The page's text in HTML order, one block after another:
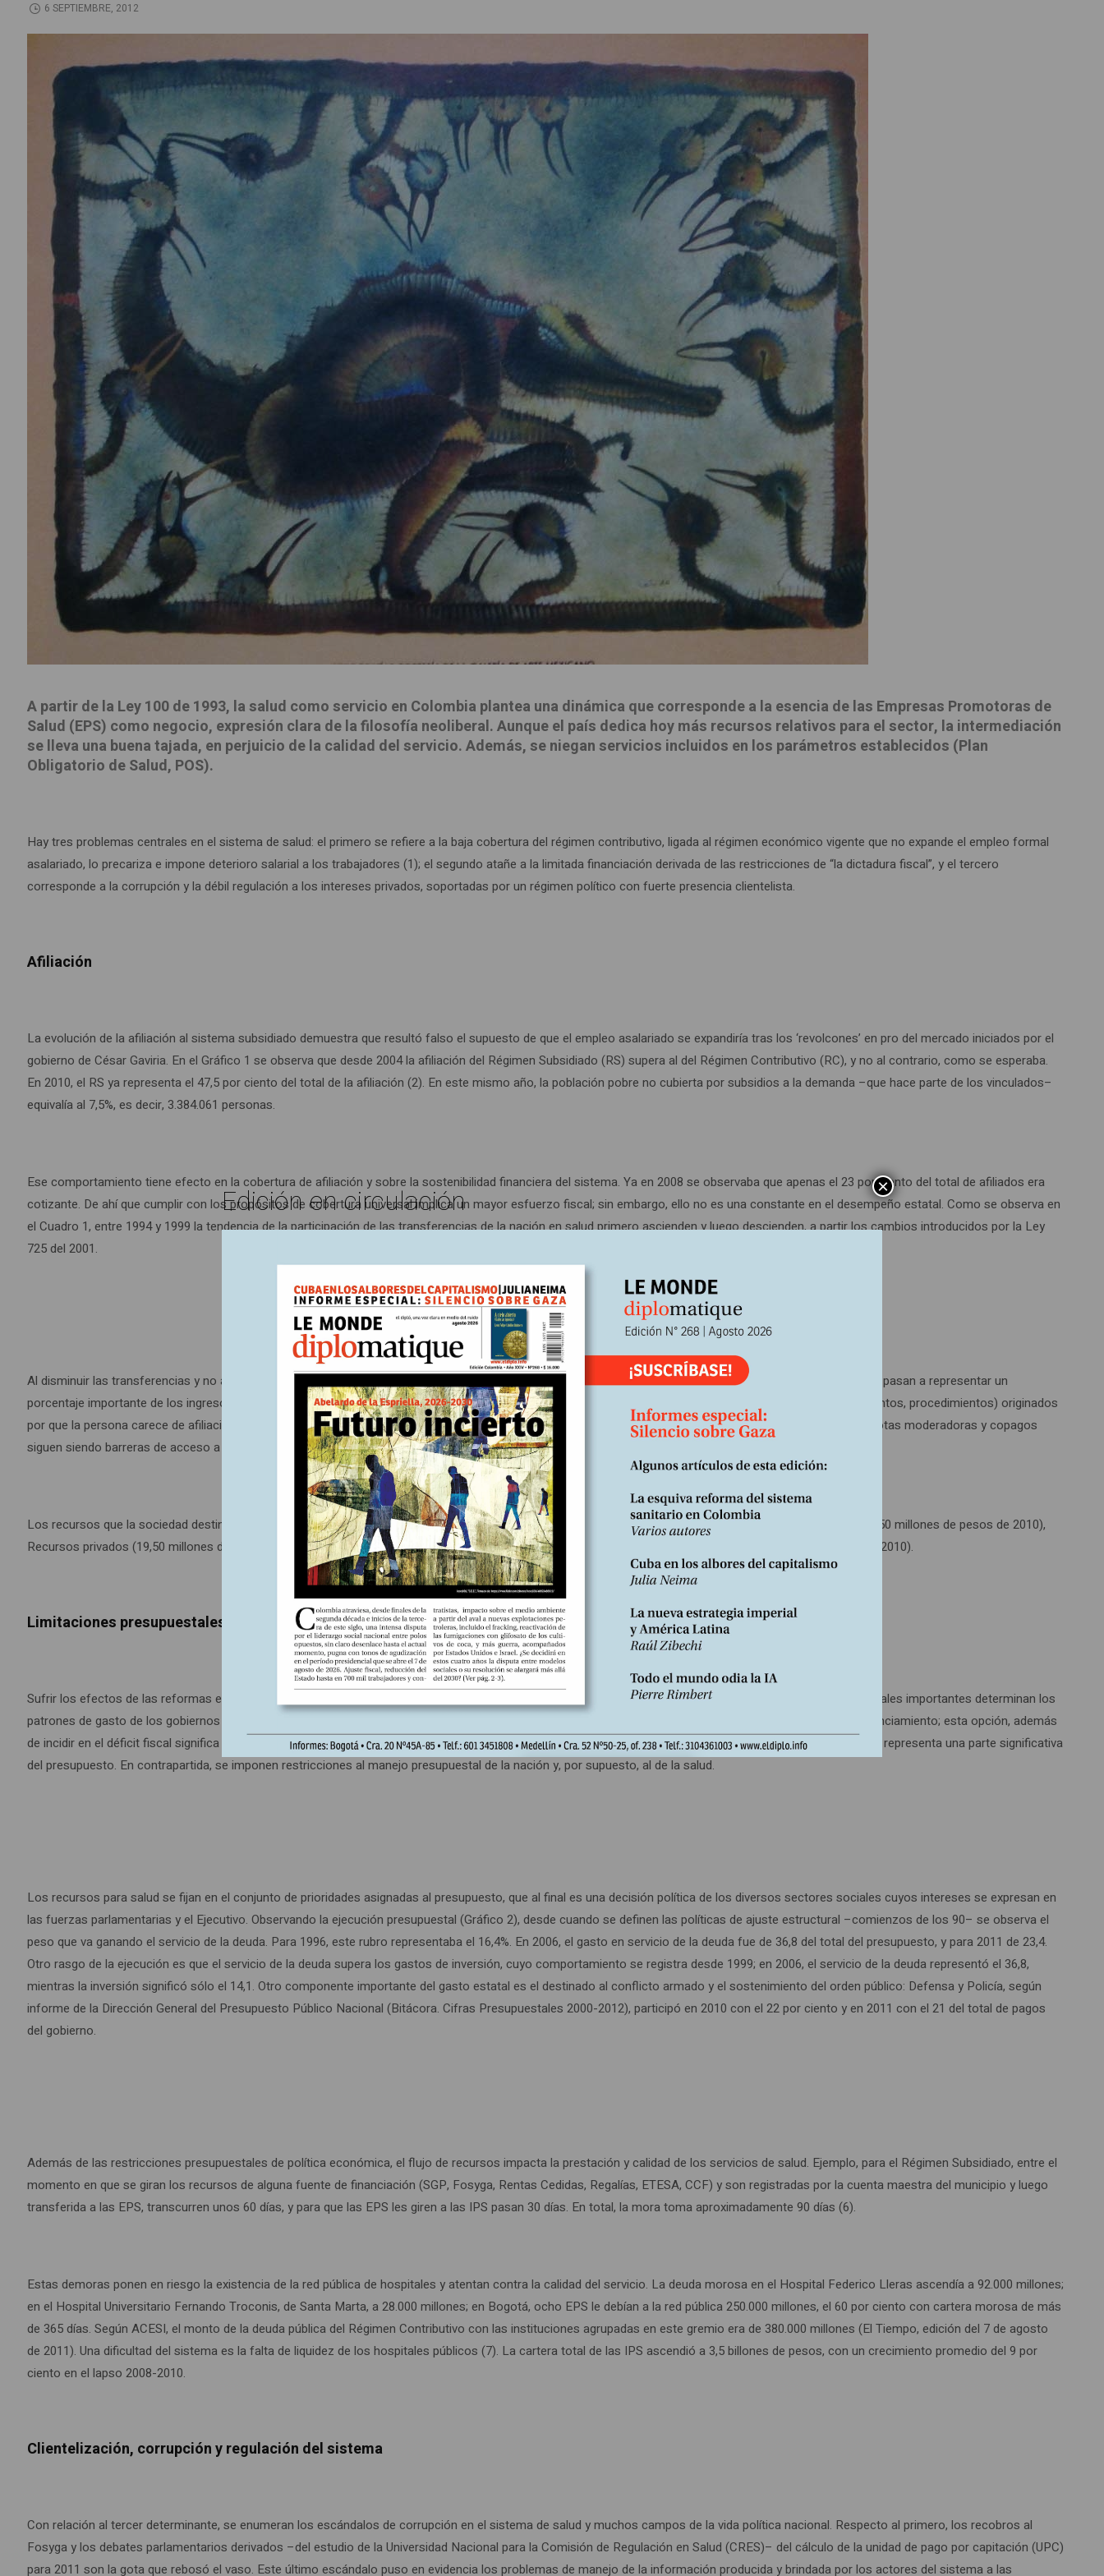
6 SEPTIEMBRE, 2012
A partir de la Ley 100 de 1993, la salud como servicio en Colombia plantea una dinámica que corresponde a la esencia de las Empresas Promotoras de
Salud (EPS) como negocio, expresión clara de la filosofía neoliberal. Aunque el país dedica hoy más recursos relativos para el sector, la intermediación
se lleva una buena tajada, en perjuicio de la calidad del servicio. Además, se niegan servicios incluidos en los parámetros establecidos (Plan
Obligatorio de Salud, POS).
Hay tres problemas centrales en el sistema de salud: el primero se refiere a la baja cobertura del régimen contributivo, ligada al régimen económico vigente que no expande el empleo formal
asalariado, lo precariza e impone deterioro salarial a los trabajadores (1); el segundo atañe a la limitada financiación derivada de las restricciones de “la dictadura fiscal”, y el tercero
corresponde a la corrupción y la débil regulación a los intereses privados, soportadas por un régimen político con fuerte presencia clientelista.
Afiliación
La evolución de la afiliación al sistema subsidiado demuestra que resultó falso el supuesto de que el empleo asalariado se expandiría tras los ‘revolcones’ en pro del mercado iniciados por el
gobierno de César Gaviria. En el Gráfico 1 se observa que desde 2004 la afiliación del Régimen Subsidiado (RS) supera al del Régimen Contributivo (RC), y no al contrario, como se esperaba.
En 2010, el RS ya representa el 47,5 por ciento del total de la afiliación (2). En este mismo año, la población pobre no cubierta por subsidios a la demanda –que hace parte de los vinculados–
equivalía al 7,5%, es decir, 3.384.061 personas.
Ese comportamiento tiene efecto en la cobertura de afiliación y sobre la sostenibilidad financiera del sistema. Ya en 2008 se observaba que apenas el 23 por ciento del total de afiliados era
cotizante. De ahí que cumplir con los propósitos de cobertura universal implica un mayor esfuerzo fiscal; sin embargo, ello no es una constante en el desempeño estatal. Como se observa en
el Cuadro 1, entre 1994 y 1999 la tendencia de la participación de las transferencias de la nación en salud primero ascienden y luego descienden, a partir los cambios introducidos por la Ley
725 del 2001.
Al disminuir las transferencias y no avanzar en la cobertura por afiliación contributiva, o cuando se generan barreras al acceso, los gastos de bolsillo en salud pasan a representar un
porcentaje importante de los ingresos (3). Tales gastos se expresan en cuotas moderadoras, copagos o compra de servicios de salud (consultas, medicamentos, procedimientos) originados
por que la persona carece de afiliación al sistema o por eventos que no pertenecen al Plan Obligatorio de Salud (POS). Según la Defensoría del Pueblo, las cuotas moderadoras y copagos
siguen siendo barreras de acceso a los servicios de salud (4).
Los recursos que la sociedad destinó a salud en 2010 equivalieron a 7,9% del PIB. Esos recursos provienen de cotizaciones o aportes obrero-patronales (26,50 millones de pesos de 2010),
Recursos privados (19,50 millones de pesos del 2010), Recursos públicos (54,0 millones de pesos de 2010) para un total (5) de 42.066 (millones de pesos del 2010).
Limitaciones presupuestales
Sufrir los efectos de las reformas estructurales pro mercado y buscar legitimidad política distribuyendo presupuesto en las regiones donde hay bases electorales importantes determinan los
patrones de gasto de los gobiernos a partir de los 90. Ante las restricciones del aumento de los ingresos tributarios, se acude a la deuda como forma de financiamiento; esta opción, además
de incidir en el déficit fiscal significa entrar en la lógica de la financiarización o, como lo llama la Cepal, de dominación financiera, en que el servicio de la deuda representa una parte significativa
del presupuesto. En contrapartida, se imponen restricciones al manejo presupuestal de la nación y, por supuesto, al de la salud.
Los recursos para salud se fijan en el conjunto de prioridades asignadas al presupuesto, que al final es una decisión política de los diversos sectores sociales cuyos intereses se expresan en
las fuerzas parlamentarias y el Ejecutivo. Observando la ejecución presupuestal (Gráfico 2), desde cuando se definen las políticas de ajuste estructural –comienzos de los 90– se observa el
peso que va ganando el servicio de la deuda. Para 1996, este rubro representaba el 16,4%. En 2006, el gasto en servicio de la deuda fue de 36,8 del total del presupuesto, y para 2011 de 23,4.
Otro rasgo de la ejecución es que el servicio de la deuda supera los gastos de inversión, cuyo comportamiento se registra desde 1999; en 2006, el servicio de la deuda representó el 36,8,
mientras la inversión significó sólo el 14,1. Otro componente importante del gasto estatal es el destinado al conflicto armado y el sostenimiento del orden público: Defensa y Policía, según
informe de la Dirección General del Presupuesto Público Nacional (Bitácora. Cifras Presupuestales 2000-2012), participó en 2010 con el 22 por ciento y en 2011 con el 21 del total de pagos
del gobierno.
Además de las restricciones presupuestales de política económica, el flujo de recursos impacta la prestación y calidad de los servicios de salud. Ejemplo, para el Régimen Subsidiado, entre el
momento en que se giran los recursos de alguna fuente de financiación (SGP, Fosyga, Rentas Cedidas, Regalías, ETESA, CCF) y son registradas por la cuenta maestra del municipio y luego
transferida a las EPS, transcurren unos 60 días, y para que las EPS les giren a las IPS pasan 30 días. En total, la mora toma aproximadamente 90 días (6).
Estas demoras ponen en riesgo la existencia de la red pública de hospitales y atentan contra la calidad del servicio. La deuda morosa en el Hospital Federico Lleras ascendía a 92.000 millones;
en el Hospital Universitario Fernando Troconis, de Santa Marta, a 28.000 millones; en Bogotá, ocho EPS le debían a la red pública 250.000 millones, el 60 por ciento con cartera morosa de más
de 365 días. Según ACESI, el monto de la deuda pública del Régimen Contributivo con las instituciones agrupadas en este gremio era de 380.000 millones (El Tiempo, edición del 7 de agosto
de 2011). Una dificultad del sistema es la falta de liquidez de los hospitales públicos (7). La cartera total de las IPS ascendió a 3,5 billones de pesos, con un crecimiento promedio del 9 por
ciento en el lapso 2008-2010.
Clientelización, corrupción y regulación del sistema
Con relación al tercer determinante, se enumeran los escándalos de corrupción en el sistema de salud y muchos campos de la vida política nacional. Respecto al primero, los recobros al
Fosyga y los debates parlamentarios derivados –del estudio de la Universidad Nacional para la Comisión de Regulación en Salud (CRES)– del cálculo de la unidad de pago por capitación (UPC)
para 2011 son la gota que rebosó el vaso. Este último escándalo puso en evidencia los problemas de manejo de la información producida y brindada por los actores del sistema a las
Edición en circulación ×